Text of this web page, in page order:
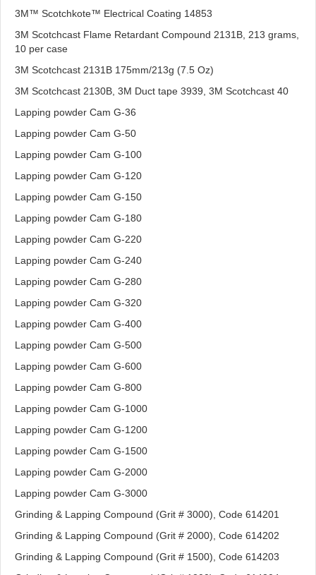
3M™ Scotchkote™ Electrical Coating 14853
3M Scotchcast Flame Retardant Compound 2131B, 213 grams,
10 per case
3M Scotchcast 2131B 175mm/213g (7.5 Oz)
3M Scotchcast 2130B, 3M Duct tape 3939, 3M Scotchcast 40
Lapping powder Cam G-36
Lapping powder Cam G-50
Lapping powder Cam G-100
Lapping powder Cam G-120
Lapping powder Cam G-150
Lapping powder Cam G-180
Lapping powder Cam G-220
Lapping powder Cam G-240
Lapping powder Cam G-280
Lapping powder Cam G-320
Lapping powder Cam G-400
Lapping powder Cam G-500
Lapping powder Cam G-600
Lapping powder Cam G-800
Lapping powder Cam G-1000
Lapping powder Cam G-1200
Lapping powder Cam G-1500
Lapping powder Cam G-2000
Lapping powder Cam G-3000
Grinding & Lapping Compound (Grit # 3000), Code 614201
Grinding & Lapping Compound (Grit # 2000), Code 614202
Grinding & Lapping Compound (Grit # 1500), Code 614203